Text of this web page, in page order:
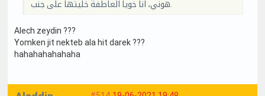
Alech zeydin ???
Yomken jit nekteb ala hit darek ???
hahahahahahaha